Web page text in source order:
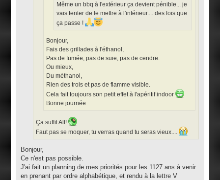
Même un bbq à l'extérieur ça devient pénible... je
vais tenter de le mettre à l'intérieur.... des fois que
ça passe !
Bonjour,
Fais des grillades à l'éthanol,
Pas de fumée, pas de suie, pas de cendre.
Ou mieux,
Du méthanol,
Rien des trois et pas de flamme visible.
Cela fait toujours son petit effet à l'apéritif indoor
Bonne journée
Ça suffit Alf!
Faut pas se moquer, tu verras quand tu seras vieux....
Bonjour,
Ce n'est pas possible.
J'ai fait un planning de mes priorités pour les 1127 ans à venir
en prenant par ordre alphabétique, et rendu à la lettre V